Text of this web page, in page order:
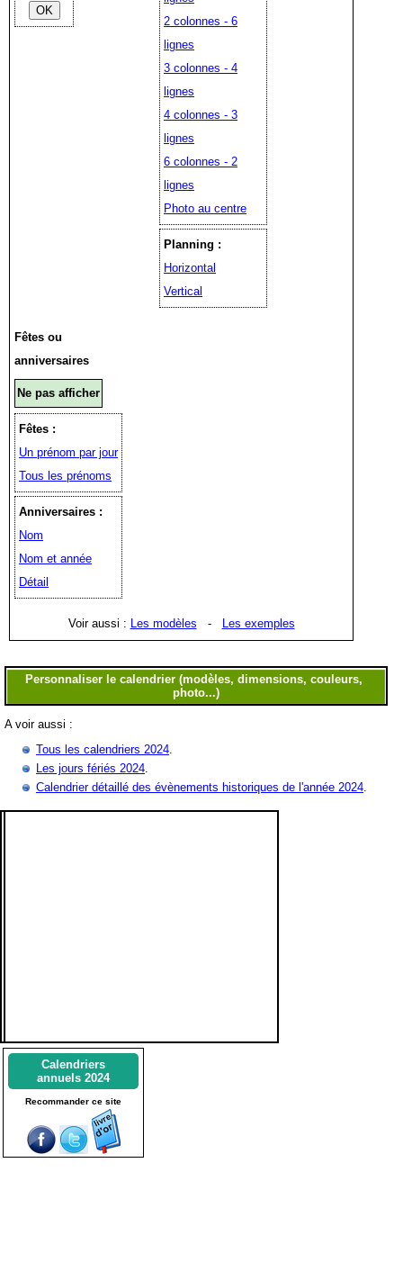
2 colonnes - 6
lignes
3 colonnes - 4
lignes
4 colonnes - 3
lignes
6 colonnes - 2
lignes
Photo au centre
Planning :
Horizontal
Vertical
Fêtes ou
anniversaires
Ne pas afficher
Fêtes :
Un prénom par jour
Tous les prénoms
Anniversaires :
Nom
Nom et année
Détail
Voir aussi : Les modèles - Les exemples
A voir aussi :
Tous les calendriers 2024.
Les jours fériés 2024.
Calendrier détaillé des évènements historiques de l'année 2024.
Calendriers
annuels 2024
Recommander ce site